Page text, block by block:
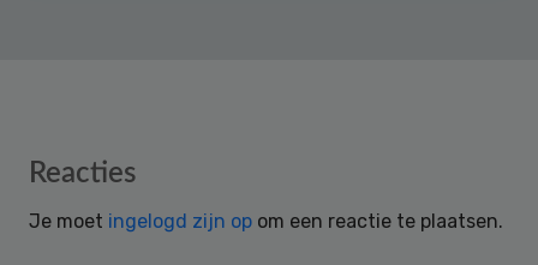
Reader
Reacties
Je moet ingelogd zijn op om een reactie te plaatsen.